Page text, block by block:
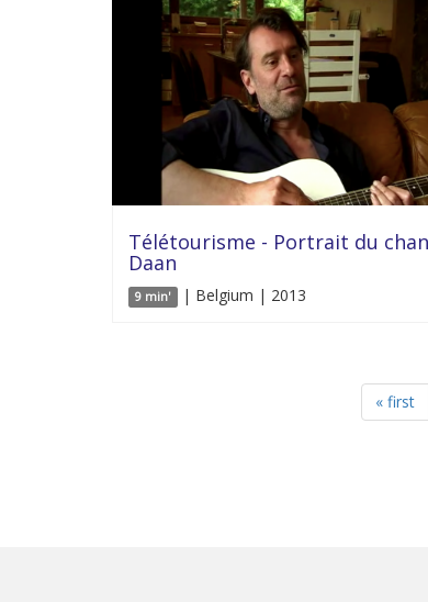
Télétourisme - Portrait du
Daan
9 min' | Belgium | 2013
« first